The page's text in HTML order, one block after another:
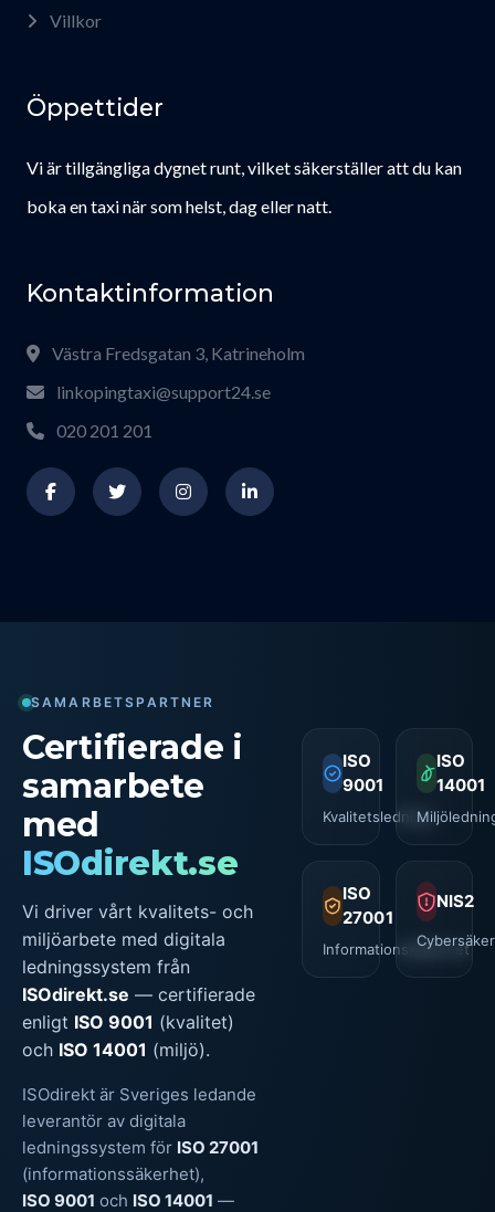
Villkor
Öppettider
Vi är tillgängliga dygnet runt, vilket säkerställer att du kan
boka en taxi när som helst, dag eller natt.
Kontaktinformation
Västra Fredsgatan 3, Katrineholm
linkopingtaxi@support24.se
020 201 201
SAMARBETSPARTNER
Certifierade i
samarbete
med
ISOdirekt.se
Vi driver vårt kvalitets- och
miljöarbete med digitala
ledningssystem från
ISOdirekt.se — certifierade
enligt ISO 9001 (kvalitet)
och ISO 14001 (miljö).
ISOdirekt är Sveriges ledande
leverantör av digitala
ledningssystem för ISO 27001
(informationssäkerhet),
ISO 9001 och ISO 14001 —
ISO
9001
Kvalitetsledning
ISO
14001
ISO
27001
Informationssäkerhet
NIS2